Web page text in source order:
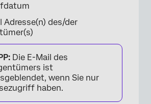
Adresse(n) des/der
Die E-Mail des
ist
wenn Sie nur
haben.